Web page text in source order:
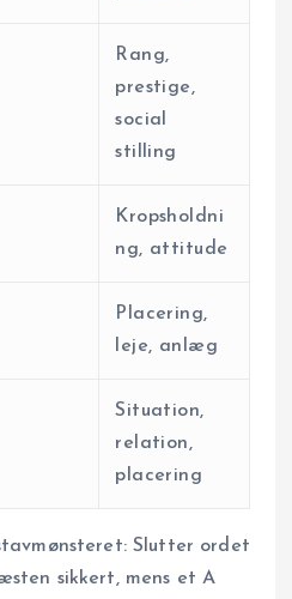
Rang,
prestige,
social
stilling
Kropsholdni
ng, attitude
Placering,
leje, anlæg
Situation,
relation,
placering
Slutter ordet
sikkert, mens et A